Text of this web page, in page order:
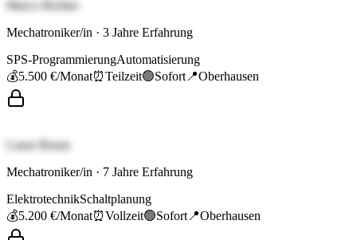
Marco Richter
Mechatroniker/in · 3 Jahre Erfahrung
SPS-ProgrammierungAutomatisierung
💰5.500 €/Monat⏰Teilzeit🟢Sofort 📍Oberhausen
Laura Braun
Mechatroniker/in · 7 Jahre Erfahrung
ElektrotechnikSchaltplanung
💰5.200 €/Monat⏰Vollzeit🟢Sofort 📍Oberhausen